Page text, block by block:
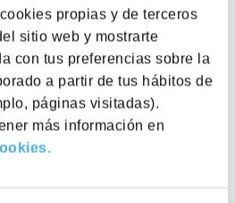
propias y de terceros
sitio web y mostrarte
con tus preferencias sobre la
a partir de tus hábitos de
páginas visitadas).
más información en
532, 08006 Barcelona